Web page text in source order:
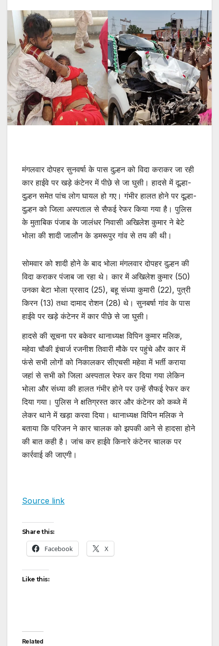
मंगलवार दोपहर सुनवर्षा के पास दुल्हन को विदा कराकर जा रही
कार हाईवे पर खड़े कंटेनर में पीछे से जा घुसी। हादसे में दूल्हा-
दुल्हन समेत पांच लोग घायल हो गए। गंभीर हालत होने पर दूल्हा-
दुल्हन को जिला अस्पताल से सैफई रेफर किया गया है। पुलिस
के मुताबिक पंजाब के जालंधर निवासी अखिलेश कुमार ने बेटे
भोला की शादी जालौन के डमरूपुर गांव से तय की थी।
सोमवार को शादी होने के बाद भोला मंगलवार दोपहर दुल्हन की
विदा कराकर पंजाब जा रहा थे। कार में अखिलेश कुमार (50)
उनका बेटा भोला प्रसाद (25), बहू संध्या कुमारी (22), पुत्री
किरन (13) तथा दामाद रोशन (28) थे। सुनबर्षा गांव के पास
हाईवे पर खड़े कंटेनर में कार पीछे से जा घुसी।
हादसे की सूचना पर बकेवर थानाध्यक्ष विपिन कुमार मलिक,
महेवा चौकी इंचार्ज रजनीश तिवारी मौके पर पहुंचे और कार में
फंसे सभी लोगों को निकालकर सीएचसी महेवा में भर्ती कराया
जहां से सभी को जिला अस्पताल रेफर कर दिया गया लेकिन
भोला और संध्या की हालत गंभीर होने पर उन्हें सैफई रेफर कर
दिया गया। पुलिस ने क्षतिग्रस्त कार और कंटेनर को कब्जे में
लेकर थाने में खड़ा करवा दिया। थानाध्यक्ष विपिन मलिक ने
बताया कि परिजन ने कार चालक को झपकी आने से हादसा होने
की बात कही है। जांच कर हाईवे किनारे कंटेनर चालक पर
कार्रवाई की जाएगी।
Source link
Share this:
Facebook X
Like this:
Related